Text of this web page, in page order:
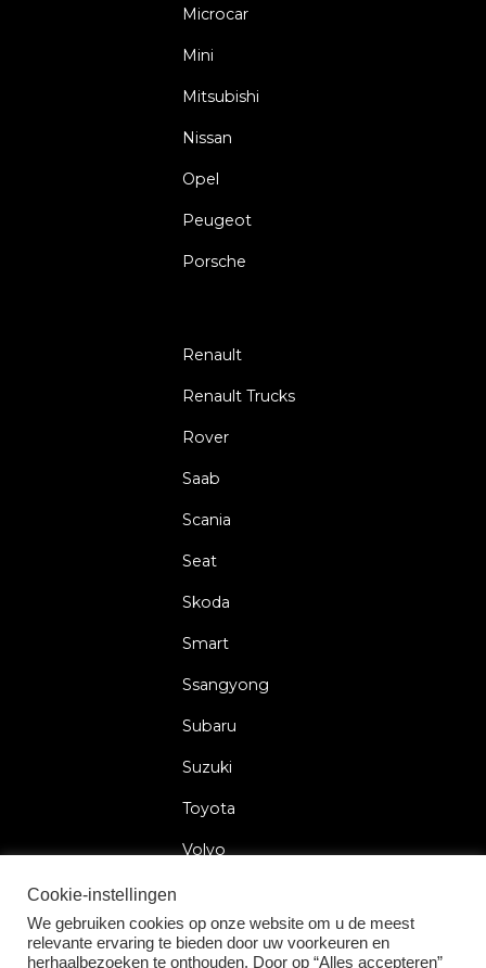
Microcar
Mini
Mitsubishi
Nissan
Opel
Peugeot
Porsche
Renault
Renault Trucks
Rover
Saab
Scania
Seat
Skoda
Smart
Ssangyong
Subaru
Suzuki
Toyota
Volvo
Cookie-instellingen
We gebruiken cookies op onze website om u de meest
relevante ervaring te bieden door uw voorkeuren en
herhaalbezoeken te onthouden. Door op “Alles accepteren”